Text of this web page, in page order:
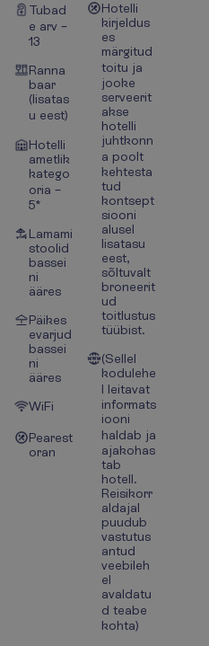
Tubad
e arv –
13
Ranna
baar
(lisatas
u eest)
Hotelli
ametlik
katego
oria –
5*
Lamami
stoolid
bassei
ni
ääres
Päikes
evarjud
bassei
ni
ääres
WiFi
Pearest
oran
Hotelli
kirjeldus
es
märgitud
toitu ja
jooke
serveerit
akse
hotelli
juhtkonn
a poolt
kehtesta
tud
kontsept
siooni
alusel
lisatasu
eest,
sõltuvalt
broneerit
ud
toitlustus
tüübist.
(Sellel
kodulehe
l leitavat
informats
iooni
haldab ja
ajakohas
tab
hotell.
Reisikorr
aldajal
puudub
vastutus
antud
veebileh
el
avaldatu
d teabe
kohta)